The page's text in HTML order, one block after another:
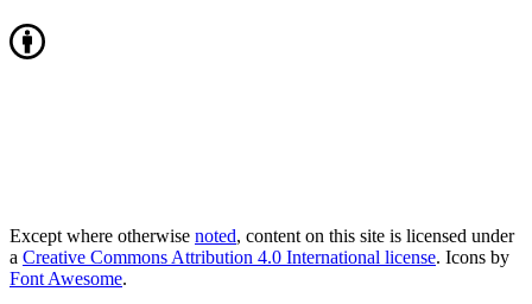
Except where otherwise noted, content on this site is licensed under
a Creative Commons Attribution 4.0 International license. Icons by
Font Awesome.